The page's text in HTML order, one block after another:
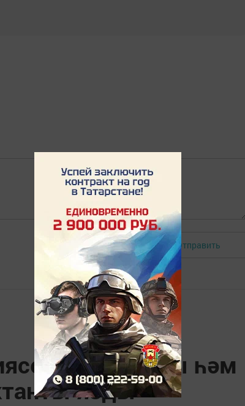
Авторизоваться Отправить
70 укучы һәм
язды